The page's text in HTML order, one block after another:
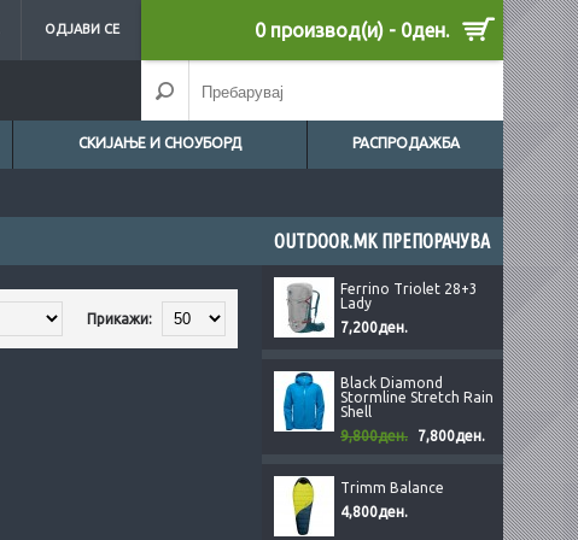
ОДЈАВИ СЕ 0 производ(и) - 0ден.
СКИЈАЊЕ И СНОУБОРД РАСПРОДАЖБА
OUTDOOR.MK ПРЕПОРАЧУВА
Ferrino Triolet 28+3
Lady
7,200ден.
Black Diamond
Stormline Stretch Rain
Shell
9,800ден.
7,800ден.
Trimm Balance
4,800ден.
Прикажи: